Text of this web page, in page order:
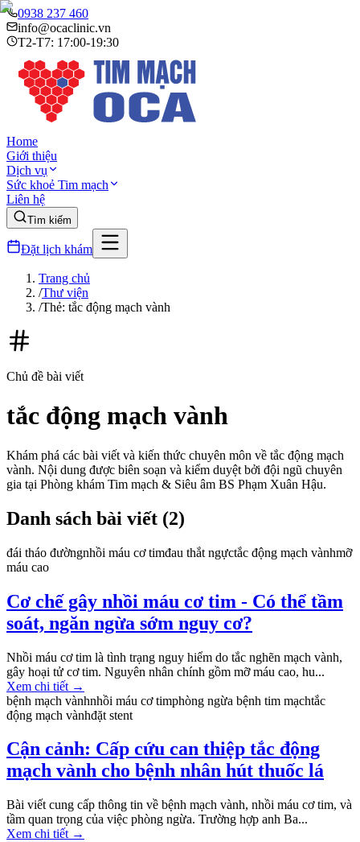
0938 237 460
info@ocaclinic.vn
T2-T7: 17:00-19:30
Home
Giới thiệu
Dịch vụ
Sức khoẻ Tim mạch
Liên hệ
Tìm kiếm
Đặt lịch khám
Trang chủ
/Thư viện
/Thẻ: tắc động mạch vành
Chủ đề bài viết
tắc động mạch vành
Khám phá các bài viết và kiến thức chuyên môn về tắc động mạch
vành. Nội dung được biên soạn và kiểm duyệt bởi đội ngũ chuyên
gia tại Phòng khám Tim mạch & Siêu âm BS Phạm Xuân Hậu.
Danh sách bài viết (2)
đái tháo đườngnhồi máu cơ timđau thắt ngựctắc động mạch vànhmỡ
máu cao
Cơ chế gây nhồi máu cơ tim - Có thể tầm
soát, ngăn ngừa sớm nguy cơ?
Nhồi máu cơ tim là tình trạng nguy hiểm do tắc nghẽn mạch vành,
gây hoại tử cơ tim. Nguyên nhân chính gồm mỡ máu cao, hu...
Xem chi tiết →
bệnh mạch vànhnhồi máu cơ timphòng ngừa bệnh tim mạchtắc
động mạch vànhđặt stent
Cận cảnh: Cấp cứu can thiệp tắc động
mạch vành cho bệnh nhân hút thuốc lá
Bài viết cung cấp thông tin về bệnh mạch vành, nhồi máu cơ tim, và
tầm quan trọng của việc phòng ngừa. Trường hợp anh Ba...
Xem chi tiết →